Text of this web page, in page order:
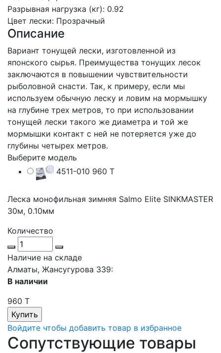
Разрывная нагрузка (кг): 0.92
Цвет лески: Прозрачный
Описание
Вариант тонущей лески, изготовленной из
японского сырья. Преимущества тонущих лесок
заключаются в повышении чувствительности
рыболовной снасти. Так, к примеру, если мы
используем обычную леску и ловим на мормышку
на глубине трех метров, то при использовании
тонущей лески такого же диаметра и той же
мормышки контакт с ней не потеряется уже до
глубины четырех метров.
Выберите модель
4511-010 960 T
Леска монофильная зимняя Salmo Elite SINKMASTER
30м, 0.10мм
Количество
Наличие на складе
Алматы, Жансугурова 339:
В наличии
960 T
Войдите чтобы добавить товар в избранное
Сопутствующие товары